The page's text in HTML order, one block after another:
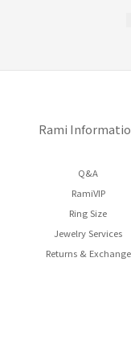
Rami
Q&A
RamiVIP
Ring Size
Jewelry Services
Returns & Exchange